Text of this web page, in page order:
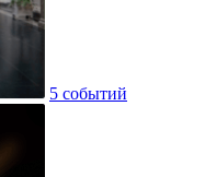
5 событий